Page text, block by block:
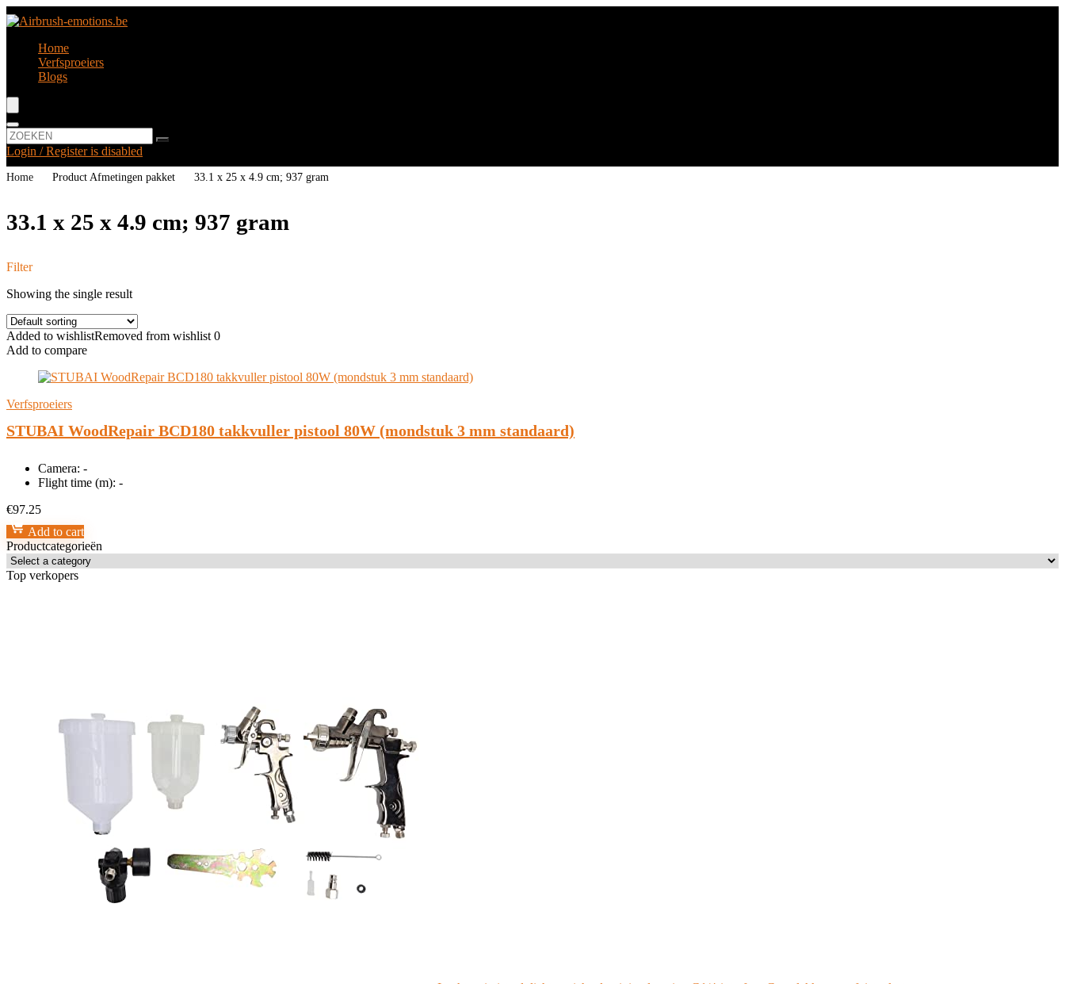
Home
Verfsproeiers
Blogs
Login / Register is disabled
Home Product Afmetingen pakket ‎33.1 x 25 x 4.9 cm; 937 gram
‎33.1 x 25 x 4.9 cm; 937 gram
Filter
Showing the single result
Added to wishlistRemoved from wishlist 0
Add to compare
Verfsproeiers
STUBAI WoodRepair BCD180 takkvuller pistool 80W (mondstuk 3 mm standaard)
Camera: -
Flight time (m): -
€97.25
Add to cart
Productcategorieën
Top verkopers